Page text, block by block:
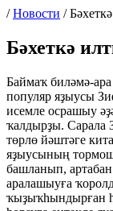
/Новости /
Бәхеткә
Баймаҡ биләмә-
популяр яҙыусы
исемле осрашыу
ҡалдырҙы. Сарала
төрлө йәштәге
яҙыусының
башланып,
аралашыуға
ҡыҙыҡһындырған